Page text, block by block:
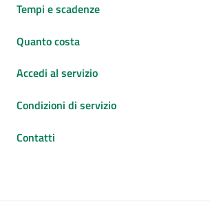
Tempi e scadenze
Quanto costa
Accedi al servizio
Condizioni di servizio
Contatti